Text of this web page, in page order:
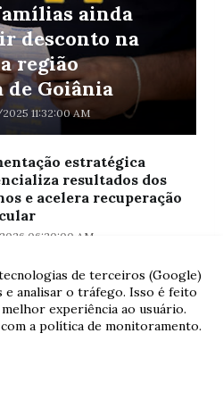
ainda
desconto na
região
Goiânia
11:32:00 AM
estratégica
resultados dos
e acelera recuperação
06:20:00 AM
Fati
12:15:00 PM
de terceiros (Google)
e analisar o tráfego. Isso é feito
experiência ao usuário.
a política de monitoramento.